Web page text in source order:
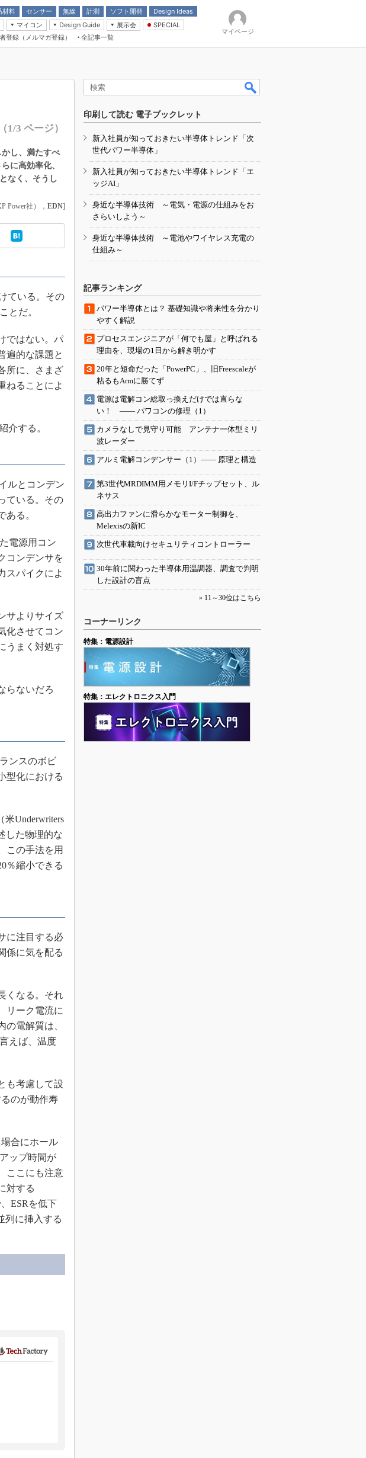
材料
センサー 無線 計測 ソフト開発
Design Ideas
アナログ機能回路
計測とテスト
マイコン
Design Guide
展示会
込み/エッジコンピューティング展
WORLD
SPECIAL
Microchip情報
登録（メルマガ登録） 全記事一覧
マイページ
（1/3 ページ）
し、満たすべ
に高効率化、
なく、そうし
Power社）， EDN]
ている。その
とだ。
ではない。パ
遍的な課題と
所に、さまざ
ねることによ
介する。
ルとコンデン
ている。その
る。
電源用コン
コンデンサを
スパイクによ
サよりサイズ
化させてコン
うまく対処す
らないだろ
ンスのボビ
型化における
Underwriters
した物理的な
この手法を用
％縮小できる
に注目する必
係に気を配る
くなる。それ
リーク電流に
電解質は、
えば、温度
も考慮して設
のが動作寿
合にホール
ップ時間が
ここにも注意
対する
ESRを低下
列に挿入する
印刷して読む 電子ブックレット
新入社員が知っておきたい半導体トレンド「次
世代パワー半導体」
新入社員が知っておきたい半導体トレンド「エ
ッジAI」
身近な半導体技術 ～電気・電源の仕組みをお
さらいしよう～
身近な半導体技術 ～電池やワイヤレス充電の
仕組み～
記事ランキング
パワー半導体とは？ 基礎知識や将来性を分かり
やすく解説
プロセスエンジニアが「何でも屋」と呼ばれる
理由を、現場の1日から解き明かす
20年と短命だった「PowerPC」、旧Freescaleが
粘るもArmに勝てず
電源は電解コン総取っ換えだけでは直らな
い！ ―― パワコンの修理（1）
カメラなしで見守り可能 アンテナ一体型ミリ
波レーダー
アルミ電解コンデンサー（1）―― 原理と構造
第3世代MRDIMM用メモリI/Fチップセット、ル
ネサス
高出力ファンに滑らかなモーター制御を、
Melexisの新IC
次世代車載向けセキュリティコントローラー
30年前に関わった半導体用温調器、調査で判明
した設計の盲点
» 11～30位はこちら
コーナーリンク
特集：電源設計
特集：エレクトロニクス入門